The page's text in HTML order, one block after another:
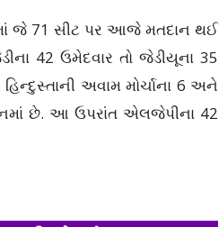
જે 71 સીટ પર આજે મતદાન થઈ
42 ઉમેદવાર તો જેડીયૂના 35
અવામ મોર્ચાના 6 અને
છે. આ ઉપરાંત એલજેપીના 42